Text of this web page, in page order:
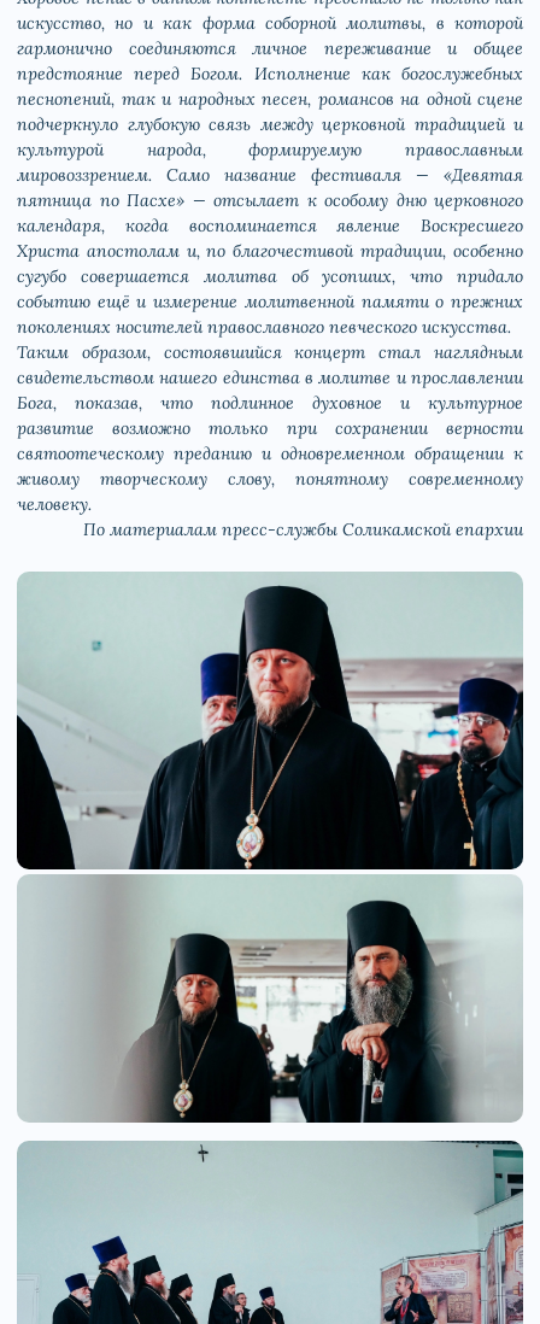
искусство, но и как форма соборной молитвы, в которой
гармонично соединяются личное переживание и общее
предстояние перед Богом. Исполнение как богослужебных
песнопений, так и народных песен, романсов на одной сцене
подчеркнуло глубокую связь между церковной традицией и
культурой народа, формируемую православным
мировоззрением. Само название фестиваля — «Девятая
пятница по Пасхе» — отсылает к особому дню церковного
календаря, когда воспоминается явление Воскресшего
Христа апостолам и, по благочестивой традиции, особенно
сугубо совершается молитва об усопших, что придало
событию ещё и измерение молитвенной памяти о прежних
поколениях носителей православного певческого искусства.
Таким образом, состоявшийся концерт стал наглядным
свидетельством нашего единства в молитве и прославлении
Бога, показав, что подлинное духовное и культурное
развитие возможно только при сохранении верности
святоотеческому преданию и одновременном обращении к
живому творческому слову, понятному современному
человеку.
По материалам пресс-службы Соликамской епархии